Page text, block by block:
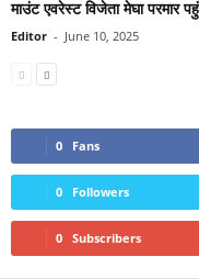
माउंट एवरेस्ट विजेता मेघा परमार
Editor - June 10, 2025
0 Fans
0 Followers
0 Subscribers